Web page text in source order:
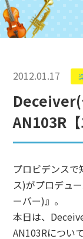
2012.01.17
Deceiver(
AN103R【
プロビデンスで
ス)がプロデュ
ーバー)』。
本日は、
AN103Rについ